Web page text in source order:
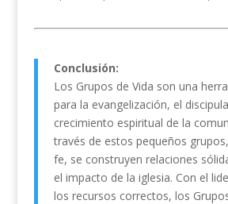
Conclusión:
Los Grupos de Vida son una
para la evangelización, el
crecimiento espiritual de la
través de estos pequeños
fe, se construyen relaciones
el impacto de la iglesia. Con el
los recursos correctos, los